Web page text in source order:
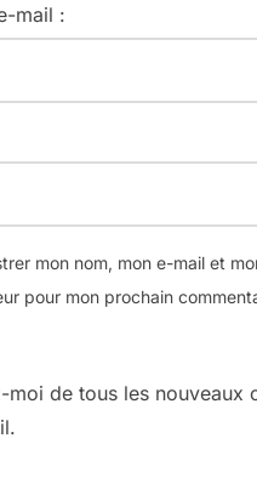
mail :
mon nom, mon e-mail et
pour mon prochain
moi de tous les nouveaux